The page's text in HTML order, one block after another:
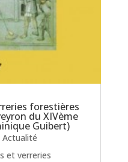
forestières
du XIVème
Guibert)
Actualité
et verreries